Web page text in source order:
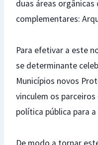
duas áreas
complementares:
Para efetivar a este
se determinante
Municípios novos
vinculem os
política pública para a